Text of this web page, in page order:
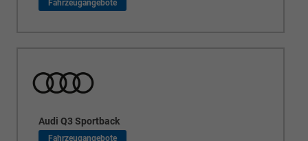
Audi Q3 Sportback